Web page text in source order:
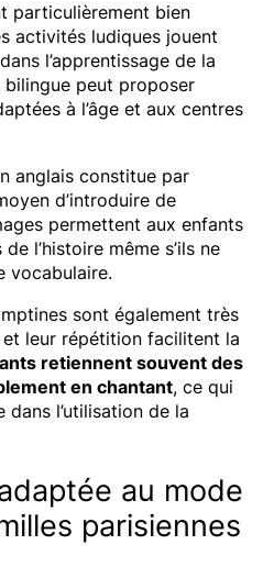
particulièrement bien
activités ludiques jouent
l’apprentissage de la
peut proposer
à l’âge et aux centres
anglais constitue par
d’introduire de
permettent aux enfants
l’histoire même s’ils ne
vocabulaire.
sont également très
leur répétition facilitent la
retiennent souvent des
en chantant, ce qui
l’utilisation de la
au mode
parisiennes